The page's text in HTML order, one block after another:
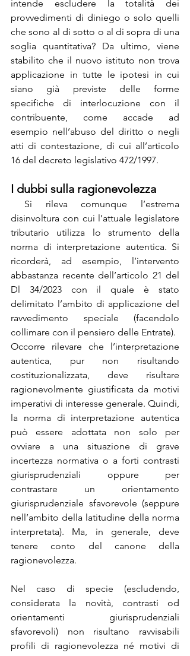
intende escludere la totalità dei
provvedimenti di diniego o solo quelli
che sono al di sotto o al di sopra di una
soglia quantitativa? Da ultimo, viene
stabilito che il nuovo istituto non trova
applicazione in tutte le ipotesi in cui
siano già previste delle forme
specifiche di interlocuzione con il
contribuente, come accade ad
esempio nell’abuso del diritto o negli
atti di contestazione, di cui all’articolo
16 del decreto legislativo 472/1997.
I dubbi sulla ragionevolezza
Si rileva comunque l’estrema
disinvoltura con cui l’attuale legislatore
tributario utilizza lo strumento della
norma di interpretazione autentica. Si
ricorderà, ad esempio, l’intervento
abbastanza recente dell’articolo 21 del
Dl 34/2023 con il quale è stato
delimitato l’ambito di applicazione del
ravvedimento speciale (facendolo
collimare con il pensiero delle Entrate).
Occorre rilevare che l’interpretazione
autentica, pur non risultando
costituzionalizzata, deve risultare
ragionevolmente giustificata da motivi
imperativi di interesse generale. Quindi,
la norma di interpretazione autentica
può essere adottata non solo per
ovviare a una situazione di grave
incertezza normativa o a forti contrasti
giurisprudenziali oppure per
contrastare un orientamento
giurisprudenziale sfavorevole (seppure
nell’ambito della latitudine della norma
interpretata). Ma, in generale, deve
tenere conto del canone della
ragionevolezza.
Nel caso di specie (escludendo,
considerata la novità, contrasti od
orientamenti giurisprudenziali
sfavorevoli) non risultano ravvisabili
profili di ragionevolezza né motivi di